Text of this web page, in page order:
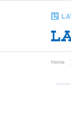
Home